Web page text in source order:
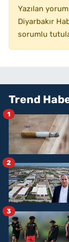
Yazılan
Diyarbakır
sorumlu
Trend
1
2
3